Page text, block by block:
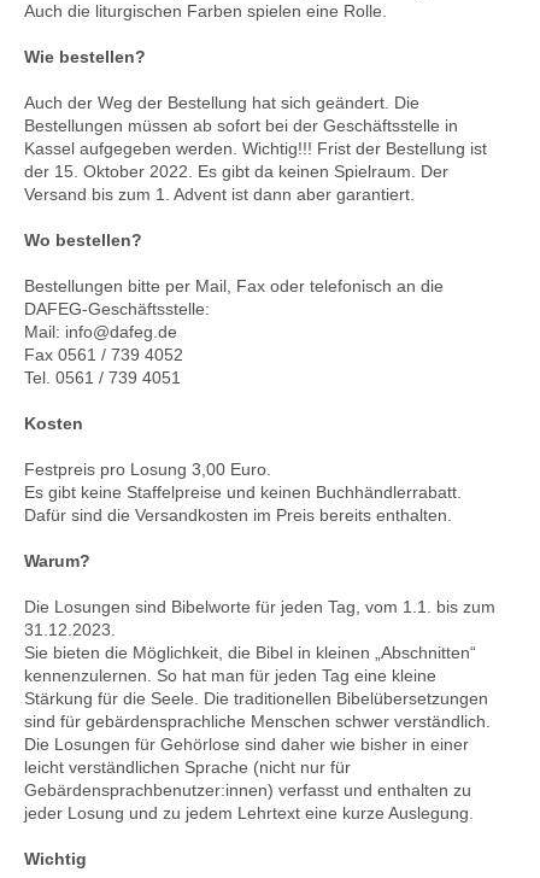
Auch die liturgischen Farben spielen eine Rolle.
Wie bestellen?
Auch der Weg der Bestellung hat sich geändert. Die
Bestellungen müssen ab sofort bei der Geschäftsstelle in
Kassel aufgegeben werden. Wichtig!!! Frist der Bestellung ist
der 15. Oktober 2022. Es gibt da keinen Spielraum. Der
Versand bis zum 1. Advent ist dann aber garantiert.
Wo bestellen?
Bestellungen bitte per Mail, Fax oder telefonisch an die
DAFEG-Geschäftsstelle:
Mail: info@dafeg.de
Fax 0561 / 739 4052
Tel. 0561 / 739 4051
Kosten
Festpreis pro Losung 3,00 Euro.
Es gibt keine Staffelpreise und keinen Buchhändlerrabatt.
Dafür sind die Versandkosten im Preis bereits enthalten.
Warum?
Die Losungen sind Bibelworte für jeden Tag, vom 1.1. bis zum
31.12.2023.
Sie bieten die Möglichkeit, die Bibel in kleinen „Abschnitten“
kennenzulernen. So hat man für jeden Tag eine kleine
Stärkung für die Seele. Die traditionellen Bibelübersetzungen
sind für gebärdensprachliche Menschen schwer verständlich.
Die Losungen für Gehörlose sind daher wie bisher in einer
leicht verständlichen Sprache (nicht nur für
Gebärdensprachbenutzer:innen) verfasst und enthalten zu
jeder Losung und zu jedem Lehrtext eine kurze Auslegung.
Wichtig